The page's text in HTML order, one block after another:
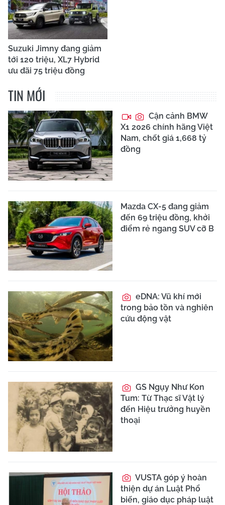
Suzuki Jimny đang giảm
tới 120 triệu, XL7 Hybrid
ưu đãi 75 triệu đồng
TIN MỚI
Cận cảnh BMW
X1 2026 chính hãng Việt
Nam, chốt giá 1,668 tỷ
đồng
Mazda CX-5 đang giảm
đến 69 triệu đồng, khởi
điểm rẻ ngang SUV cỡ B
eDNA: Vũ khí mới
trong bảo tồn và nghiên
cứu động vật
GS Ngụy Như Kon
Tum: Từ Thạc sĩ Vật lý
đến Hiệu trưởng huyền
thoại
VUSTA góp ý hoàn
thiện dự án Luật Phổ
biến, giáo dục pháp luật